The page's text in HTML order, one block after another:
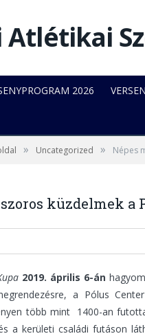
2026
» Uncategorized » Népes
küzdelmek a
2019. április 6-án
a Pólus
több mint 1400-an
a kerületi családi futáson